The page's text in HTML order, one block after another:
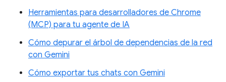
Herramientas para desarrolladores de Chrome
(MCP) para tu agente de IA
Cómo depurar el árbol de dependencias de la red
con Gemini
Cómo exportar tus chats con Gemini